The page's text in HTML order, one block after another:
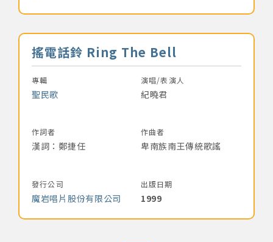
音樂名稱
搖電話鈴 Ring The Bell
專輯
聖民歌
演唱/表演人
紀曉君
作詞者
漢詞：鄭捷任
作曲者
卑南族南王傳統歌謠
發行公司
魔岩唱片股份有限公司
出版日期
1999